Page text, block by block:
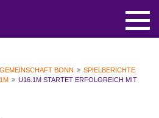
BONN
SPIELBERICHTE
U16.1M STARTET ERFOLGREICH MIT